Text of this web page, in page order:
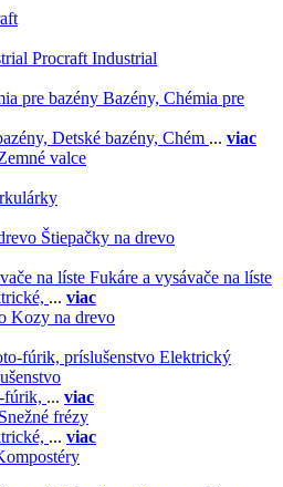
Procraft Industrial
Bazény, Chémia pre
Detské bazény, Chém ... viac
valce
Štiepačky na drevo
Fukáre a vysávače na líste
... viac
Kozy na drevo
Elektrický
fúrik, ... viac
Snežné frézy
... viac